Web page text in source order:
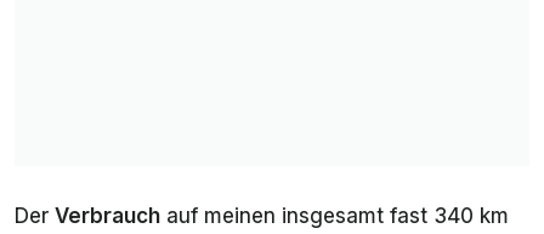
Der Verbrauch auf meinen insgesamt fast 340 km